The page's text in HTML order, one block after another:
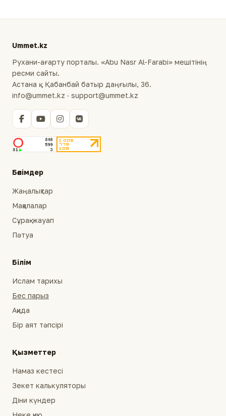
Ummet.kz
Рухани-ағарту порталы. «Abu Nasr Al-Farabi» мешітінің
ресми сайты.
Астана қ., Қабанбай батыр даңғылы, 36.
info@ummet.kz · support@ummet.kz
Бөлімдер
Жаңалықтар
Мақалалар
Сұрақ-жауап
Пәтуа
Білім
Ислам тарихы
Бес парыз
Ақида
Бір аят тәпсірі
Қызметтер
Намаз кестесі
Зекет калькуляторы
Діни күндер